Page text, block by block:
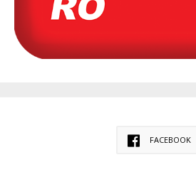
FACEBOOK